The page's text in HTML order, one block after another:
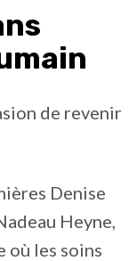
de revenir
Denise
Heyne,
où les soins